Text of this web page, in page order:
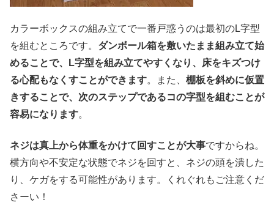
カラーボックスの組み立てで一番戸惑うのは最初のL字型
を組むところです。 ダンボール箱を敷いたまま組み立て始
めることで、L字型を組み立てやすくなり、床をキズつけ
る心配もなくすことができます。また、 棚板を斜めに仮置
きすることで、次のステップであるコの字型を組むことが
容易になります。
ネジは真上から体重をかけて回すことが大事ですからね。
横方向や不安定な状態でネジを回すと、ネジの頭を潰した
り、ケガをする可能性があります。くれぐれもご注意くだ
さーい！